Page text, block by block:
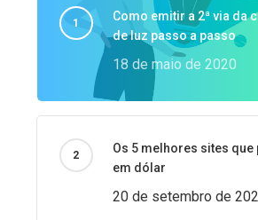
Como emitir a 2ª via da
de luz passo a passo
18 de maio de 2020
Os 5 melhores sites que
em dólar
20 de setembro de